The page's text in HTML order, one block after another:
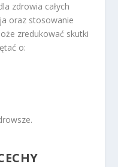
zdrowia całych
oraz stosowanie
zredukować skutki
o: